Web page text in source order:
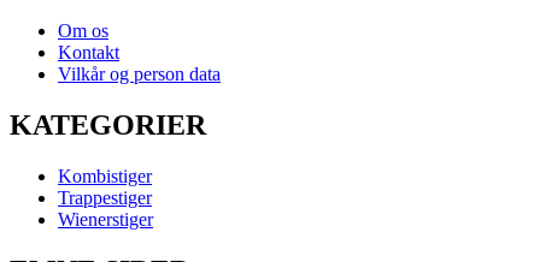
Om os
Kontakt
Vilkår og person data
KATEGORIER
Kombistiger
Trappestiger
Wienerstiger